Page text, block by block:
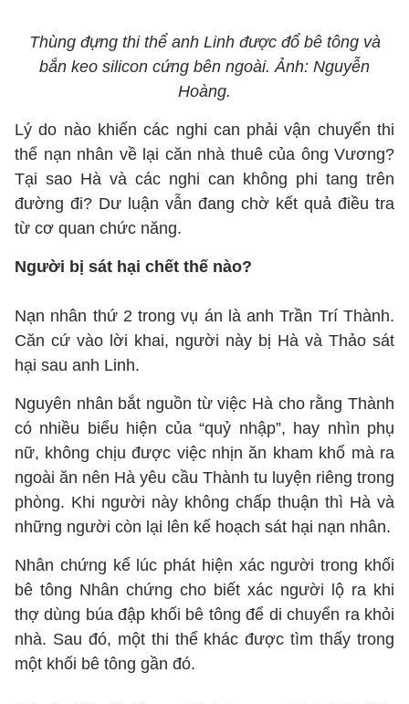
Thùng đựng thi thể anh Linh được đổ bê tông và
bắn keo silicon cứng bên ngoài. Ảnh: Nguyễn
Hoàng.
Lý do nào khiến các nghi can phải vận chuyển thi
thể nạn nhân về lại căn nhà thuê của ông Vương?
Tại sao Hà và các nghi can không phi tang trên
đường đi? Dư luận vẫn đang chờ kết quả điều tra
từ cơ quan chức năng.
Người bị sát hại chết thế nào?
Nạn nhân thứ 2 trong vụ án là anh Trần Trí Thành.
Căn cứ vào lời khai, người này bị Hà và Thảo sát
hại sau anh Linh.
Nguyên nhân bắt nguồn từ việc Hà cho rằng Thành
có nhiều biểu hiện của “quỷ nhập”, hay nhìn phụ
nữ, không chịu được việc nhịn ăn kham khổ mà ra
ngoài ăn nên Hà yêu cầu Thành tu luyện riêng trong
phòng. Khi người này không chấp thuận thì Hà và
những người còn lại lên kế hoạch sát hại nạn nhân.
Nhân chứng kể lúc phát hiện xác người trong khối
bê tông Nhân chứng cho biết xác người lộ ra khi
thợ dùng búa đập khối bê tông để di chuyển ra khỏi
nhà. Sau đó, một thi thể khác được tìm thấy trong
một khối bê tông gần đó.